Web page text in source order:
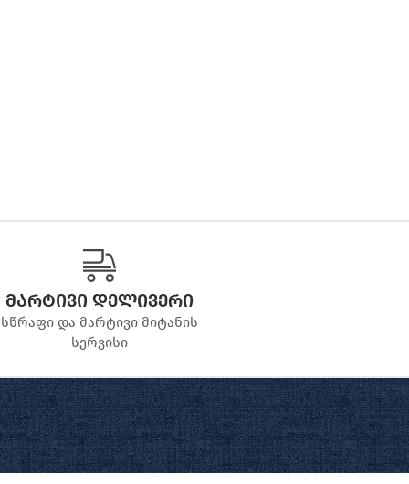
მარტივი დელივერი
სწრაფი და მარტივი მიტანის
სერვისი